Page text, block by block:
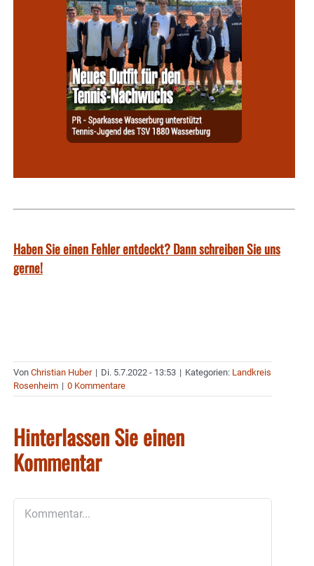
Haben Sie einen Fehler entdeckt? Dann schreiben Sie uns
gerne!
Von Christian Huber | Di. 5.7.2022 - 13:53 | Kategorien: Landkreis
Rosenheim | 0 Kommentare
Hinterlassen Sie einen
Kommentar